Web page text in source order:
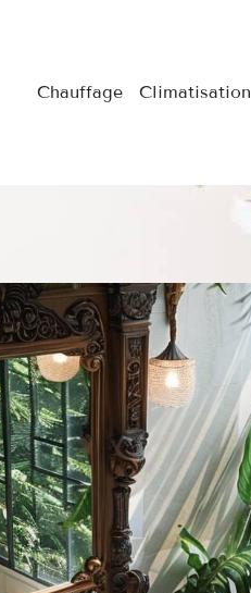
Chauffage Climatisation